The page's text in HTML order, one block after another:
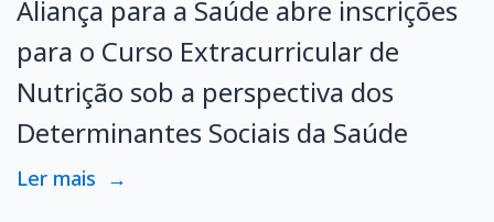
Aliança para a Saúde abre inscrições
para o Curso Extracurricular de
Nutrição sob a perspectiva dos
Determinantes Sociais da Saúde
Ler mais →